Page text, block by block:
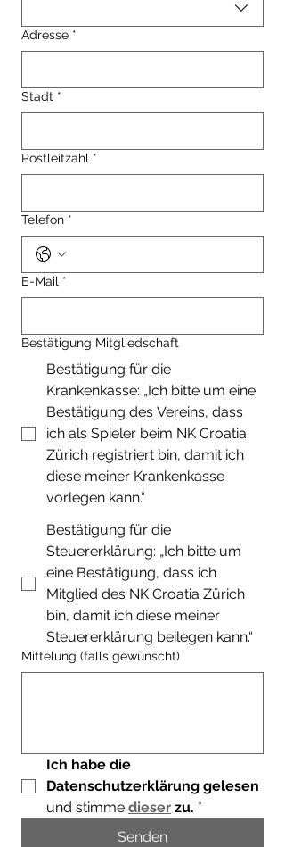
Adresse *
Stadt *
Postleitzahl *
Telefon *
E-Mail *
Bestätigung Mitgliedschaft
Bestätigung für die
Krankenkasse: „Ich bitte um eine
Bestätigung des Vereins, dass
ich als Spieler beim NK Croatia
Zürich registriert bin, damit ich
diese meiner Krankenkasse
vorlegen kann.“
Bestätigung für die
Steuererklärung: „Ich bitte um
eine Bestätigung, dass ich
Mitglied des NK Croatia Zürich
bin, damit ich diese meiner
Steuererklärung beilegen kann.“
Mittelung (falls gewünscht)
Ich habe die
Datenschutzerklärung gelesen
und stimme dieser zu. *
Senden